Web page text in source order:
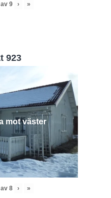
av 9 › »
923
mot väster
av 8 › »